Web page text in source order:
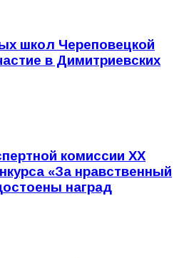
школ Череповецкой
в Димитриевских
комиссии XX
«За нравственный
наград